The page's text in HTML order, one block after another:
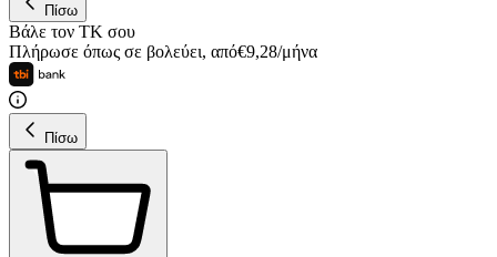
Πίσω
Βάλε τον ΤΚ σου
Πλήρωσε όπως σε βολεύει, από€9,28/μήνα
Πίσω